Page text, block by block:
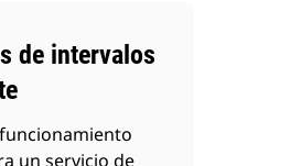
de intervalos
un servicio de